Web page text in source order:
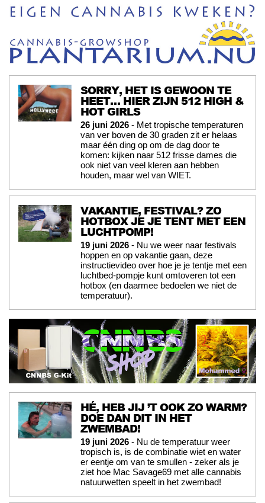
SORRY, HET IS GEWOON TE
HEET… HIER ZIJN 512 HIGH &
HOT GIRLS
26 juni 2026 - Met tropische temperaturen
van ver boven de 30 graden zit er helaas
maar één ding op om de dag door te
komen: kijken naar 512 frisse dames die
ook niet van veel kleren aan hebben
houden, maar wel van WIET.
VAKANTIE, FESTIVAL? ZO
HOTBOX JE JE TENT MET EEN
LUCHTPOMP!
19 juni 2026 - Nu we weer naar festivals
hoppen en op vakantie gaan, deze
instructievideo over hoe je je tentje met een
luchtbed-pompje kunt omtoveren tot een
hotbox (en daarmee bedoelen we niet de
temperatuur).
HÉ, HEB JIJ ’T OOK ZO WARM?
DOE DAN DIT IN HET
ZWEMBAD!
19 juni 2026 - Nu de temperatuur weer
tropisch is, is de combinatie wiet en water
er eentje om van te smullen - zeker als je
ziet hoe Mac Savage69 met alle cannabis
natuurwetten speelt in het zwembad!